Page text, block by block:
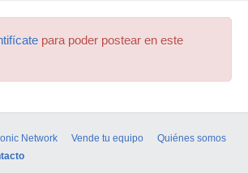
para poder postear en este
Network Vende tu equipo
Quiénes somos